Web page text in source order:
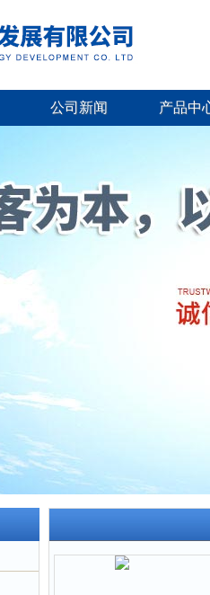
公司新闻 产品中